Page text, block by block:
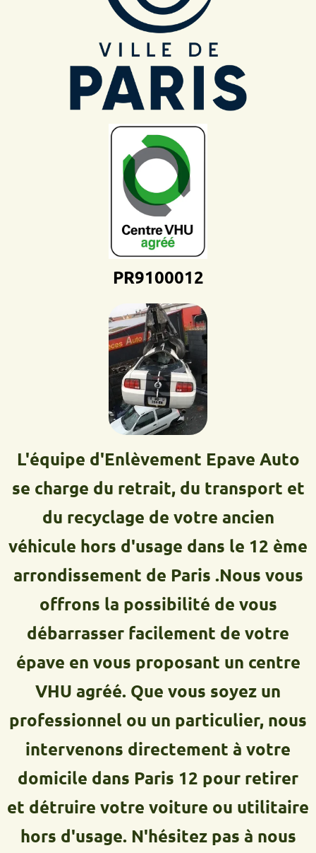
PR9100012D
L'équipe d'Enlèvement Epave Auto
se charge du retrait, du transport et
du recyclage de votre ancien
véhicule hors d'usage dans le 12 ème
arrondissement de Paris .Nous vous
offrons la possibilité de vous
débarrasser facilement de votre
épave en vous proposant un centre
VHU agréé. Que vous soyez un
professionnel ou un particulier, nous
intervenons directement à votre
domicile dans Paris 12 pour retirer
et détruire votre voiture ou utilitaire
hors d'usage. N'hésitez pas à nous